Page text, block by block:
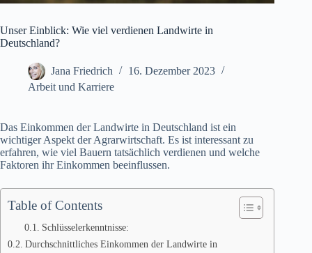
Unser Einblick: Wie viel verdienen Landwirte in
Deutschland?
Jana Friedrich
16. Dezember 2023
Arbeit und Karriere
Das Einkommen der Landwirte in Deutschland ist ein
wichtiger Aspekt der Agrarwirtschaft. Es ist interessant zu
erfahren, wie viel Bauern tatsächlich verdienen und welche
Faktoren ihr Einkommen beeinflussen.
Table of Contents
Schlüsselerkenntnisse:
Durchschnittliches Einkommen der Landwirte in